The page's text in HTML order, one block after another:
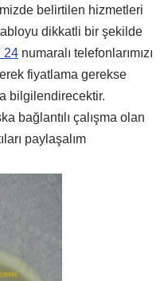
belirtilen hizmetleri
dikkatli bir şekilde
24 numaralı telefonlarımızı
fiyatlama gerekse
bilgilendirecektir.
bağlantılı çalışma olan
paylaşalım